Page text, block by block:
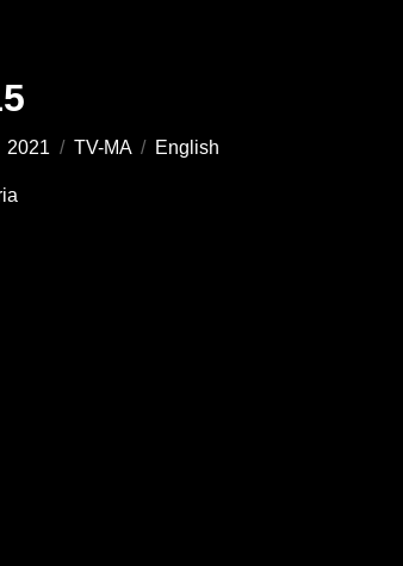
2021 / TV-MA / English